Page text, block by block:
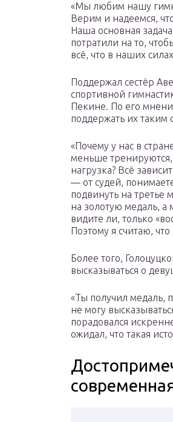
«Мы любим нашу
Верим и надеемся,
Наша основная
потратили на то,
всё, что в наших
Поддержал сестёр
спортивной
Пекине. По его
поддержать их таким
«Почему у нас в
меньше
нагрузка? Всё
— от судей,
подвинуть на третье
на золотую медаль, а
видите ли, только
Поэтому я считаю,
Более того,
высказываться о
«Ты получил медаль,
не могу
порадовался
ожидал, что такая